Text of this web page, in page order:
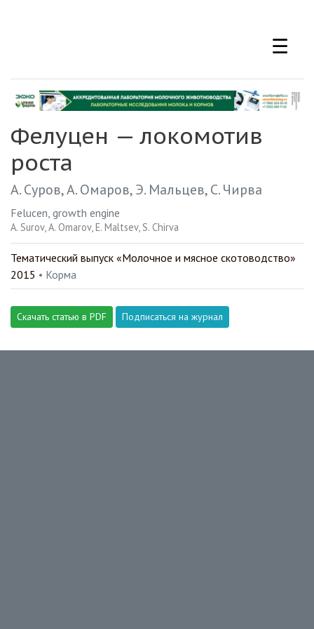
☰
Фелуцен — локомотив
роста
А. Суров А. Омаров Э. Мальцев С. Чирва
Felucen, growth engine
A. Surov A. Omarov E. Maltsev S. Chirva
Тематический выпуск «Молочное и мясное скотоводство»
2015 • Корма
Скачать статью в PDF Подписаться на журнал